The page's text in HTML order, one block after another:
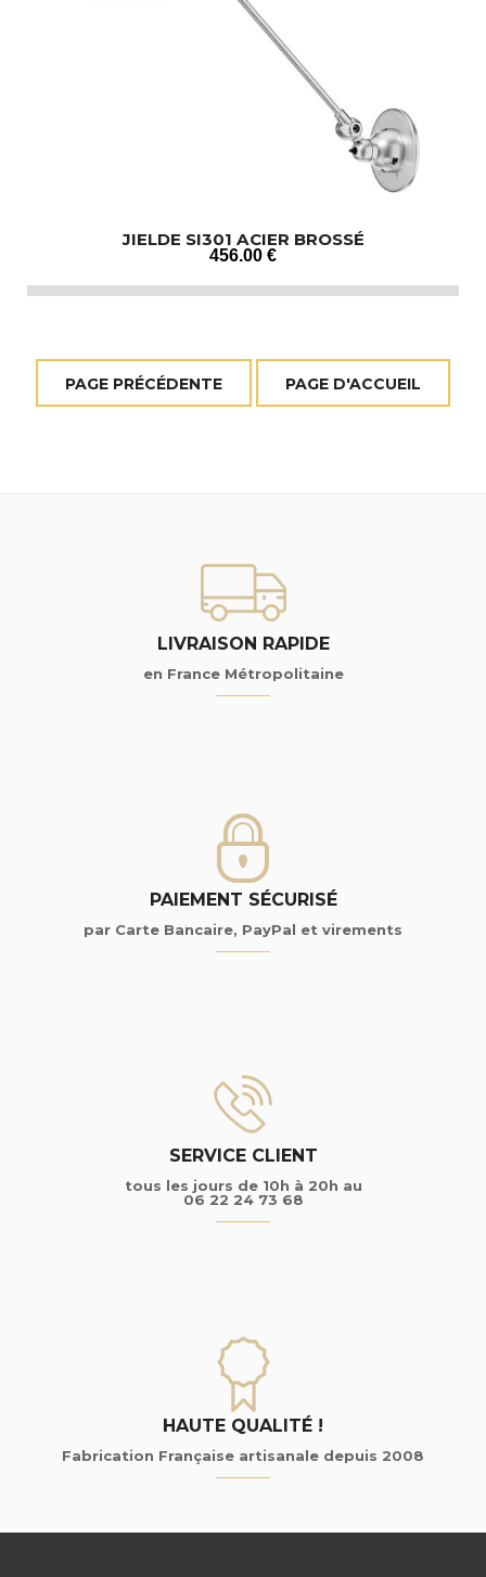
JIELDE SI301 ACIER BROSSÉ
456.00 €
LIVRAISON RAPIDE
en France Métropolitaine
PAIEMENT SÉCURISÉ
par Carte Bancaire, PayPal et virements
SERVICE CLIENT
tous les jours de 10h à 20h au
06 22 24 73 68
HAUTE QUALITÉ !
Fabrication Française artisanale depuis 2008